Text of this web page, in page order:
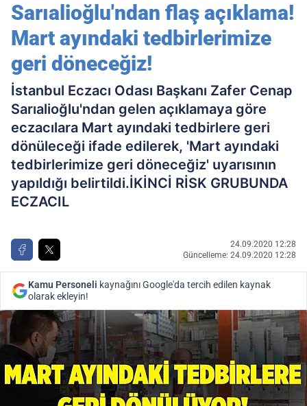
Sarıalioğlu'ndan flaş açıklama!
Mart ayındaki tedbirlerimize
geri döneceğiz!
İstanbul Eczacı Odası Başkanı Zafer Cenap
Sarıalioğlu'ndan gelen açıklamaya göre
eczacılara Mart ayındaki tedbirlere geri
dönüleceği ifade edilerek, 'Mart ayındaki
tedbirlerimize geri döneceğiz' uyarısının
yapıldığı belirtildi.İKİNCİ RİSK GRUBUNDA
ECZACIL
24.09.2020 12:28
Güncelleme: 24.09.2020 12:28
Kamu Personeli kaynağını Google'da tercih edilen kaynak
olarak ekleyin!